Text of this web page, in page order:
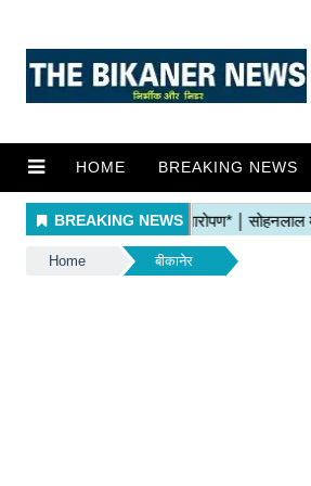
HOME BREAKING NEWS
Home बीकानेर